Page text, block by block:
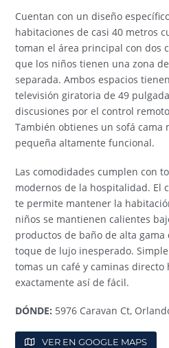
Cuentan con un diseño
habitaciones de casi 40 metros
toman el área principal con dos
que los niños tienen una zona
separada. Ambos espacios
televisión giratoria de 49
discusiones por el control
También obtienes un sofá cama
pequeña altamente funcional.
Las comodidades cumplen con
modernos de la hospitalidad. El
te permite mantener la
niños se mantienen calientes
productos de baño de alta
toque de lujo inesperado.
tomas un café y caminas directo
exactamente así de fácil.
DÓNDE: 5976 Caravan Ct,
VER EN GOOGLE MAPS